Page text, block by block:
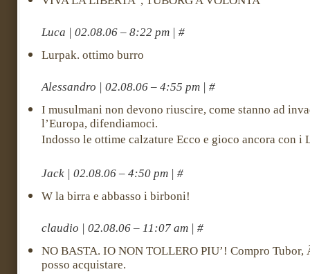
Luca | 02.08.06 – 8:22 pm | #
Lurpak. ottimo burro
Alessandro | 02.08.06 – 4:55 pm | #
I musulmani non devono riuscire, come stanno ad
l’Europa, difendiamoci.
Indosso le ottime calzature Ecco e gioco ancora con i
Jack | 02.08.06 – 4:50 pm | #
W la birra e abbasso i birboni!
claudio | 02.08.06 – 11:07 am | #
NO BASTA. IO NON TOLLERO PIU’! Compro Tubor,
posso acquistare.